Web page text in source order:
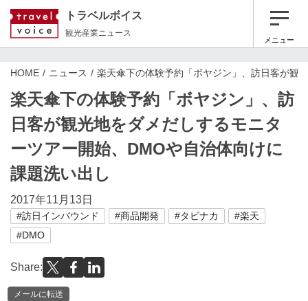
トラベルボイス
観光産業ニュース
メニュー
HOME ニュース 楽天傘下の体験予約「ボヤジン」、訪日客が観
楽天傘下の体験予約「ボヤジン」、訪
日客が観光地をダメだしするモニタ
ーツアー開始、DMOや自治体向けに
課題洗い出し
2017年11月13日
#訪日インバウンド #商品開発 #タビナカ
#楽天
#DMO
Share:
メールに転送